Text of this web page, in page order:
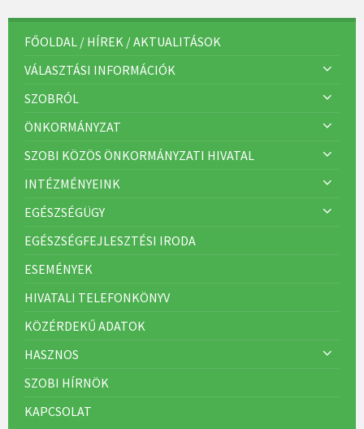
e
r
i
k
FŐOLDAL / HÍREK / AKTUALITÁSOK
VÁLASZTÁSI INFORMÁCIÓK
SZOBRÓL
ÖNKORMÁNYZAT
SZOBI KÖZÖS ÖNKORMÁNYZATI HIVATAL
INTÉZMÉNYEINK
EGÉSZSÉGÜGY
EGÉSZSÉGFEJLESZTÉSI IRODA
ESEMÉNYEK
HIVATALI TELEFONKÖNYV
KÖZÉRDEKŰ ADATOK
HASZNOS
SZOBI HÍRNÖK
KAPCSOLAT